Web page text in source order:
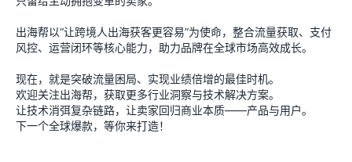
出海帮以“让跨境人出海获客更容易”为使命，整合流量获取、支付
风控、运营闭环等核心能力，助力品牌在全球市场高效成长。
现在，就是突破流量困局、实现业绩倍增的最佳时机。
欢迎关注出海帮，获取更多行业洞察与技术解决方案。
让技术消弭复杂链路，让卖家回归商业本质——产品与用户。
下一个全球爆款，等你来打造！